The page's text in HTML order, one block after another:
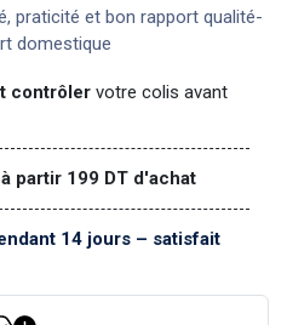
praticité et bon rapport qualité-
domestique
contrôler votre colis avant
partir 199 DT d'achat
14 jours – satisfait